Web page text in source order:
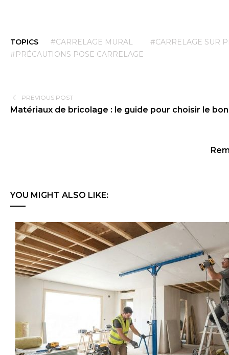
TOPICS #CARRELAGE MURAL
#CARRELAGE SUR
#PRÉCAUTIONS POSE CARRELAGE
PREVIOUS POST
Matériaux de bricolage : le guide pour choisir le
YOU MIGHT ALSO LIKE: